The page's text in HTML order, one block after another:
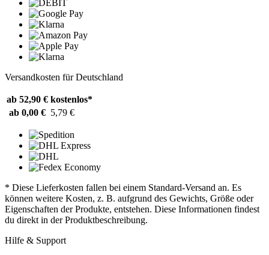
Versandkosten für Deutschland
ab 52,90 € kostenlos*
ab 0,00 € 5,79 €
* Diese Lieferkosten fallen bei einem Standard-Versand an. Es
können weitere Kosten, z. B. aufgrund des Gewichts, Größe oder
Eigenschaften der Produkte, entstehen. Diese Informationen findest
du direkt in der Produktbeschreibung.
Hilfe & Support